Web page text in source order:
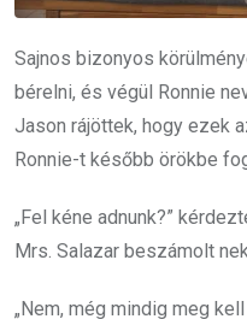
Sajnos bizonyos
bérelni, és végül Ronnie
Jason rájöttek, hogy ezek
Ronnie-t később örökbe
„Fel kéne adnunk?”
Mrs. Salazar beszámolt
„Nem, még mindig meg